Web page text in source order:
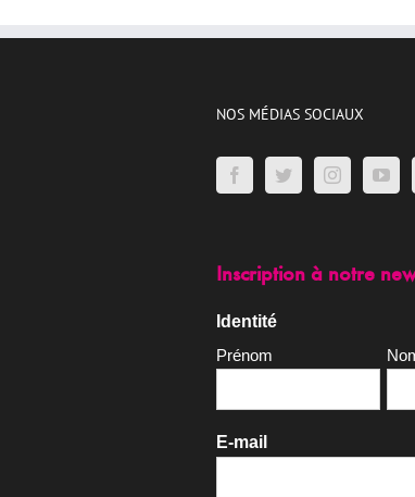
NOS MÉDIAS SOCIAUX
Inscription à notre
Identité
Prénom
E-mail